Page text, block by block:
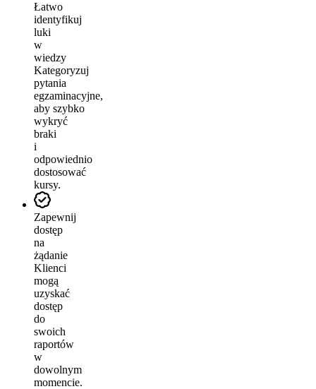
Łatwo
identyfikuj
luki
w
wiedzy
Kategoryzuj
pytania
egzaminacyjne,
aby szybko
wykryć
braki
i
odpowiednio
dostosować
kursy.
Zapewnij
dostęp
na
żądanie
Klienci
mogą
uzyskać
dostęp
do
swoich
raportów
w
dowolnym
momencie.